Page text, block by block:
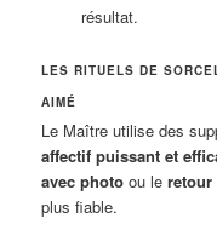
résultat.
LES RITUELS DE
AIMÉ
Le Maître utilise des
affectif puissant et
avec photo ou leretour
plus fiable.